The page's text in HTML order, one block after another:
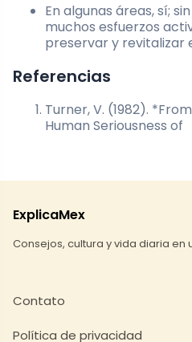
En algunas áreas, sí;
muchos esfuerzos
preservar y revitalizar
Referencias
Turner, V. (1982).
Human Seriousness of
ExplicaMex
Consejos, cultura y vida diaria en
Contato
Política de privacidad